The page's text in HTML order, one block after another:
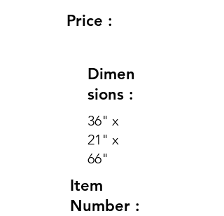
Price :
Dimen
sions :
36" x
21" x
66"
Item
Number :